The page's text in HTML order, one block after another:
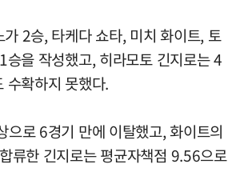
2승, 타케다 쇼타, 미치 화이트, 토
승을 작성했고, 히라모토 긴지로는 4
수확하지 못했다.
으로 6경기 만에 이탈했고, 화이트의
류한 긴지로는 평균자책점 9.56으로